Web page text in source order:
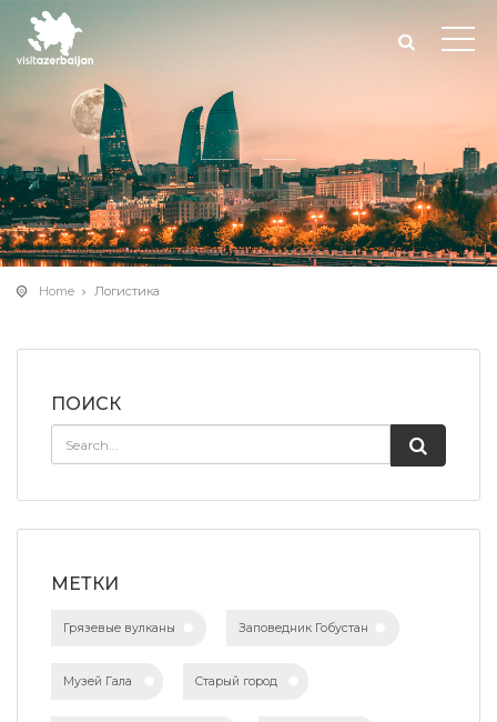
Home Логистика
ПОИСК
МЕТКИ
Грязевые вулканы Заповедник Гобустан
Музей Гала Старый город